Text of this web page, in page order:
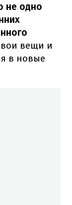
не одно
вещи и
в новые